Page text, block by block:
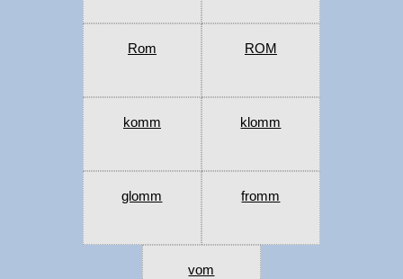
Rom ROM
komm klomm
glomm fromm
vom